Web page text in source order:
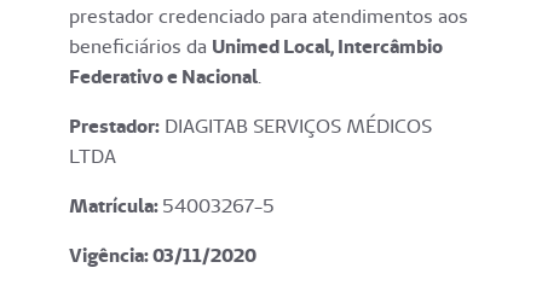
prestador credenciado para atendimentos aos
beneficiários da Unimed Local, Intercâmbio
Federativo e Nacional.
Prestador: DIAGITAB SERVIÇOS MÉDICOS
LTDA
Matrícula:54003267-5
Vigência: 03/11/2020